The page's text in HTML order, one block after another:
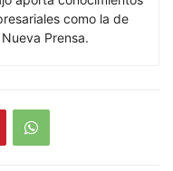
como la de
Prensa.